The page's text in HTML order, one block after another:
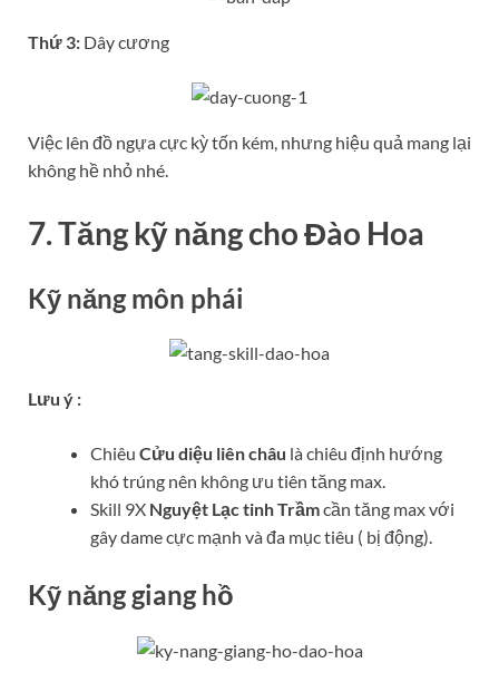
Thứ 3: Dây cương
Việc lên đồ ngựa cực kỳ tốn kém, nhưng hiệu quả mang lại
không hề nhỏ nhé.
7. Tăng kỹ năng cho Đào Hoa
Kỹ năng môn phái
Lưu ý :
Chiêu Cửu diệu liên châu là chiêu định hướng
khó trúng nên không ưu tiên tăng max.
Skill 9X Nguyệt Lạc tinh Trầmcần tăng max với
gây dame cực mạnh và đa mục tiêu ( bị động).
Kỹ năng giang hồ